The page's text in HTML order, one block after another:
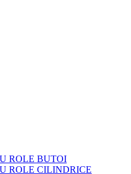
ROLE BUTOI
ROLE CILINDRICE